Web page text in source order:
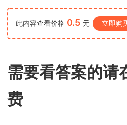
此内容查看价格 0.5 元 立即购
需要看答案的请
费